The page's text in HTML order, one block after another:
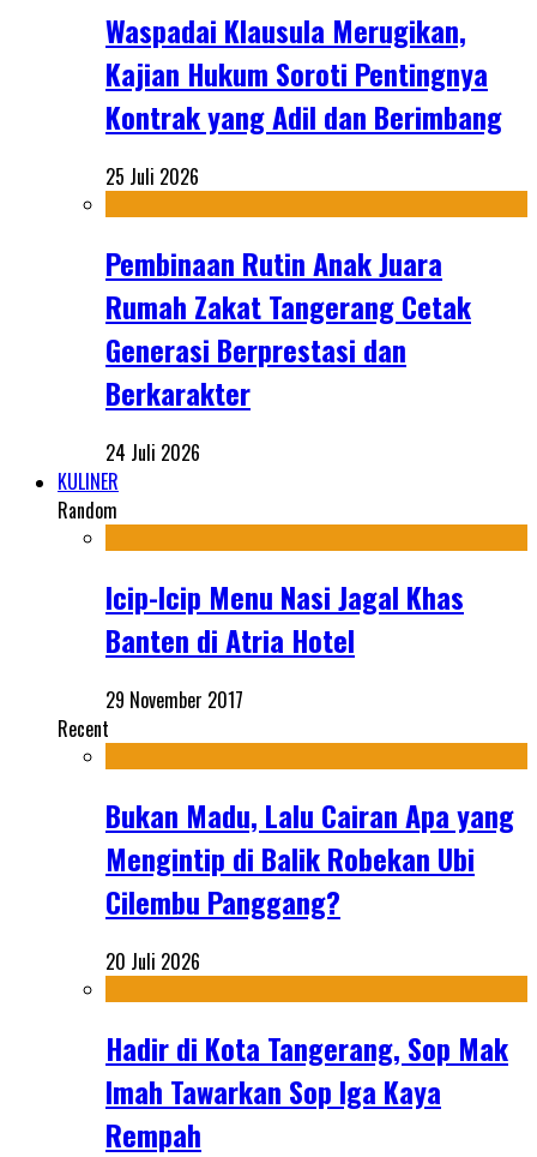
Waspadai Klausula Merugikan,
Kajian Hukum Soroti Pentingnya
Kontrak yang Adil dan Berimbang
25 Juli 2026
Pembinaan Rutin Anak Juara
Rumah Zakat Tangerang Cetak
Generasi Berprestasi dan
Berkarakter
24 Juli 2026
KULINER
Random
Icip-Icip Menu Nasi Jagal Khas
Banten di Atria Hotel
29 November 2017
Recent
Bukan Madu, Lalu Cairan Apa yang
Mengintip di Balik Robekan Ubi
Cilembu Panggang?
20 Juli 2026
Hadir di Kota Tangerang, Sop Mak
Imah Tawarkan Sop Iga Kaya
Rempah